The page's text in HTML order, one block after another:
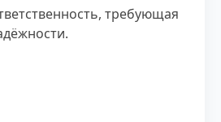
требующая